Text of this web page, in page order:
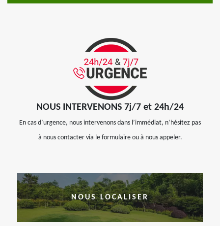
NOUS INTERVENONS 7j/7 et 24h/24
En cas d’urgence, nous intervenons dans l’immédiat, n’hésitez pas
à nous contacter via le formulaire ou à nous appeler.
NOUS LOCALISER